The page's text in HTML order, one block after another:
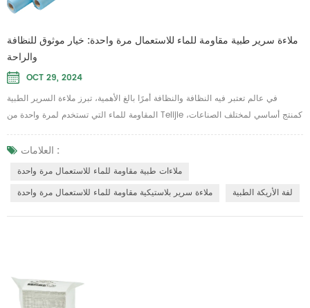
ملاءة سرير طبية مقاومة للماء للاستعمال مرة واحدة: خيار موثوق للنظافة
والراحة
OCT 29, 2024
في عالم تعتبر فيه النظافة والنظافة أمرًا بالغ الأهمية، تبرز ملاءة السرير الطبية
المقاومة للماء التي تستخدم لمرة واحدة من Telijie كمنتج أساسي لمختلف الصناعات،
بما في ذلك صالونات التجميل والمستشفيات والفنادق. تم تصميم ملاءة السرير هذه
للاستخدام مرة واحدة، وهي تجمع بين التطبيق العملي والراحة، مما يضمن تجربة آمنة
وممتعة للمستخدمين. الميزات الرئيسية 1.حماية ضد الماء: الميزة الأساسية لملاءة
العلامات :
ملاءات طبية مقاومة للماء للاستعمال مرة واحدة
ملاءة سرير بلاستيكية مقاومة للماء للاستعمال مرة واحدة
لفة الأريكة الطبية